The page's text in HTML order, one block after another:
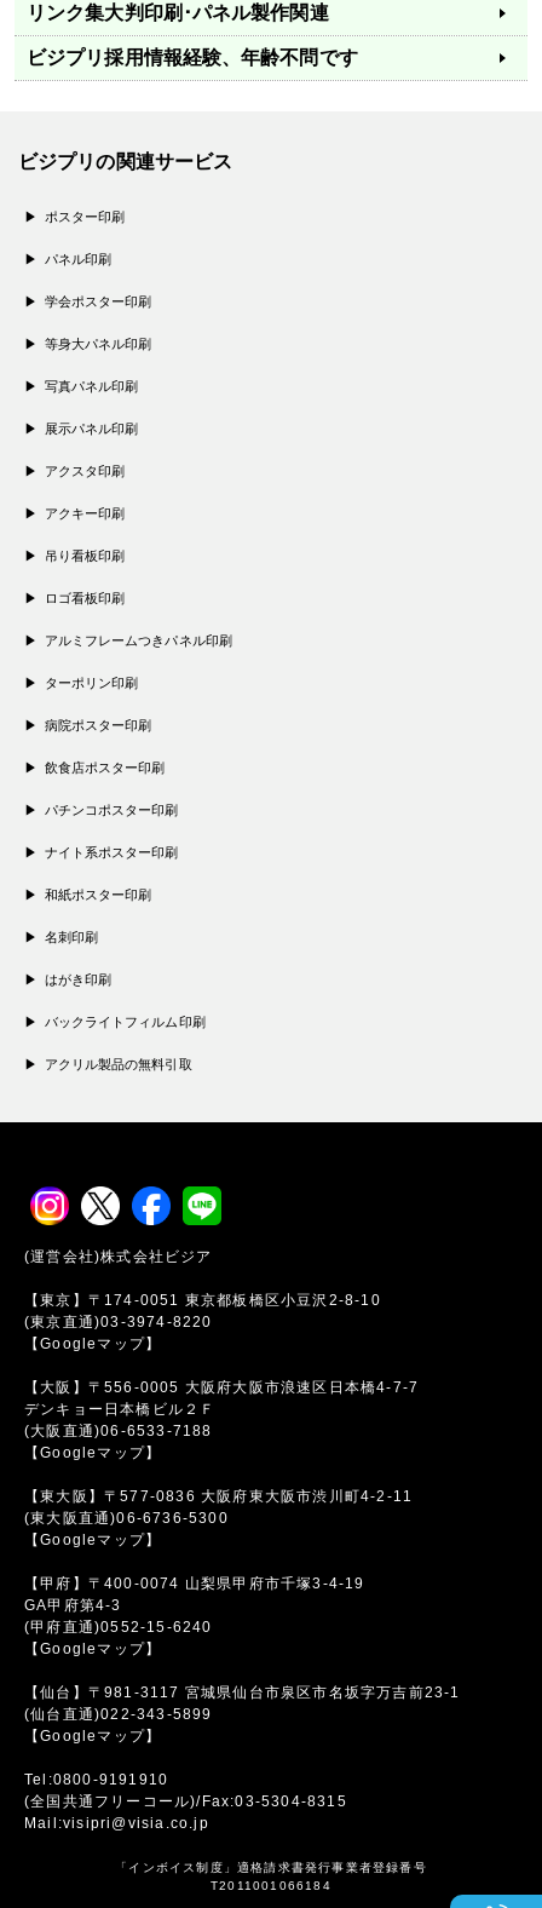
リンク集大判印刷･パネル製作関連
ビジプリ採用情報経験、年齢不問です
ビジプリの関連サービス
ポスター印刷
パネル印刷
学会ポスター印刷
等身大パネル印刷
写真パネル印刷
展示パネル印刷
アクスタ印刷
アクキー印刷
吊り看板印刷
ロゴ看板印刷
アルミフレームつきパネル印刷
ターポリン印刷
病院ポスター印刷
飲食店ポスター印刷
パチンコポスター印刷
ナイト系ポスター印刷
和紙ポスター印刷
名刺印刷
はがき印刷
バックライトフィルム印刷
アクリル製品の無料引取
(運営会社)株式会社ビジア
【東京】〒174-0051 東京都板橋区小豆沢2-8-10
(東京直通)03-3974-8220
【Googleマップ】
【大阪】〒556-0005 大阪府大阪市浪速区日本橋4-7-7
デンキョー日本橋ビル２Ｆ
(大阪直通)06-6533-7188
【Googleマップ】
【東大阪】〒577-0836 大阪府東大阪市渋川町4-2-11
(東大阪直通)06-6736-5300
【Googleマップ】
【甲府】〒400-0074 山梨県甲府市千塚3-4-19
GA甲府第4-3
(甲府直通)0552-15-6240
【Googleマップ】
【仙台】〒981-3117 宮城県仙台市泉区市名坂字万吉前23-1
(仙台直通)022-343-5899
【Googleマップ】
Tel:0800-9191910
(全国共通フリーコール)/Fax:03-5304-8315
Mail:visipri@visia.co.jp
「インボイス制度」適格請求書発行事業者登録番号
T2011001066184